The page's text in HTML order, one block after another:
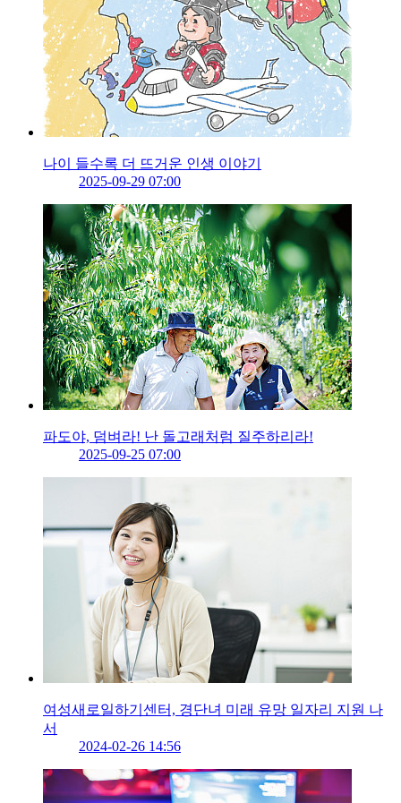
나이 들수록 더 뜨거운 인생 이야기
2025-09-29 07:00
파도야, 덤벼라! 난 돌고래처럼 질주하리라!
2025-09-25 07:00
여성새로일하기센터, 경단녀 미래 유망 일자리 지원 나
서
2024-02-26 14:56